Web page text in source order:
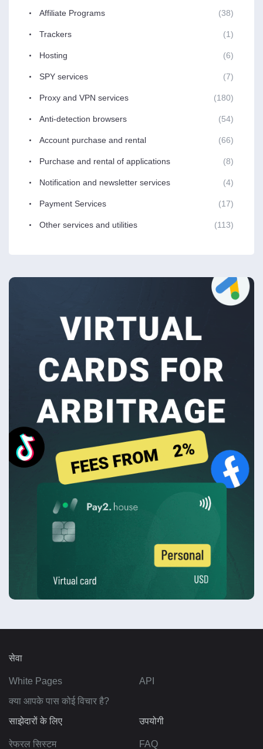
Affiliate Programs (38)
Trackers (1)
Hosting (6)
SPY services (7)
Proxy and VPN services (180)
Anti-detection browsers (54)
Account purchase and rental (66)
Purchase and rental of applications (8)
Notification and newsletter services (4)
Payment Services (17)
Other services and utilities (113)
सेवा
White Pages
API
क्या आपके पास कोई विचार है?
साझेदारों के लिए
रेफरल सिस्टम
उपयोगी
FAQ